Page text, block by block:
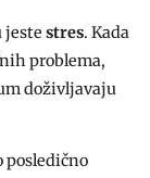
jeste stres. Kada
problema,
doživljavaju
posledično